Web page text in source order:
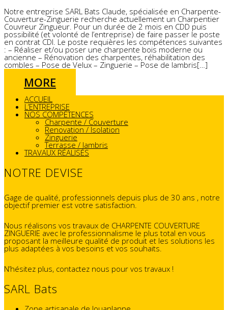
Notre entreprise SARL Bats Claude, spécialisée en Charpente-
Couverture-Zinguerie recherche actuellement un Charpentier
Couvreur Zingueur. Pour un durée de 2 mois en CDD puis
possibilité (et volonté de l’entreprise) de faire passer le poste
en contrat CDI. Le poste requières les compétences suivantes
: – Réaliser et/ou poser une charpente bois moderne ou
ancienne – Rénovation des charpentes, réhabilitation des
combles – Pose de Velux – Zinguerie – Pose de lambris[…]
MORE
ACCUEIL
L’ENTREPRISE
NOS COMPÉTENCES
Charpente / Couverture
Renovation / Isolation
Zinguerie
Terrasse / lambris
TRAVAUX RÉALISÉS
NOTRE DEVISE
Gage de qualité, professionnels depuis plus de 30 ans , notre
objectif premier est votre satisfaction.
Nous réalisons vos travaux de CHARPENTE COUVERTURE
ZINGUERIE avec le professionnalisme le plus total en vous
proposant la meilleure qualité de produit et les solutions les
plus adaptées à vos besoins et vos souhaits.
N’hésitez plus, contactez nous pour vos travaux !
SARL Bats